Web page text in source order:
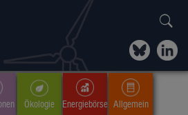
Ökologie Energiebörse Allgemein